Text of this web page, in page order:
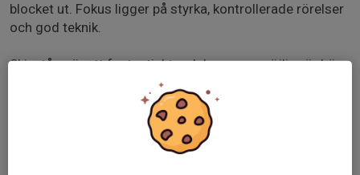
blocket ut. Fokus ligger på styrka, kontrollerade rörelser
och god teknik.
Skivstång är ett fantastiskt redskap som möjliggör hög
individanpassning gällande vikt, den utmanar även våra
stabiliserande muskler.
Klassen är inte taktbaserad utan du kan jobba i eget